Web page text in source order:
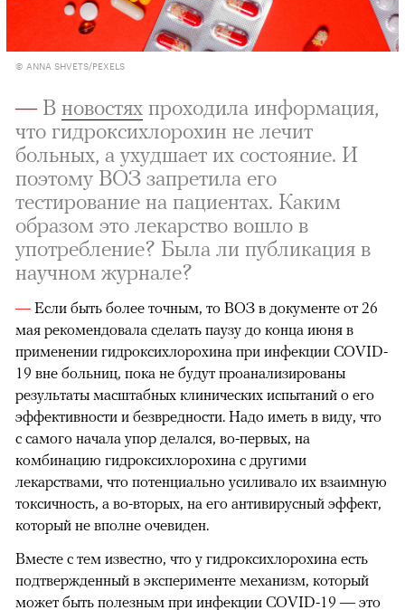
© ANNA SHVETS/PEXELS
— В новостях проходила информация,
что гидроксихлорохин не лечит
больных, а ухудшает их состояние. И
поэтому ВОЗ запретила его
тестирование на пациентах. Каким
образом это лекарство вошло в
употребление? Была ли публикация в
научном журнале?
— Если быть более точным, то ВОЗ в документе от 26
мая рекомендовала сделать паузу до конца июня в
применении гидроксихлорохина при инфекции COVID-
19 вне больниц, пока не будут проанализированы
результаты масштабных клинических испытаний о его
эффективности и безвредности. Надо иметь в виду, что
с самого начала упор делался, во-первых, на
комбинацию гидроксихлорохина с другими
лекарствами, что потенциально усиливало их взаимную
токсичность, а во-вторых, на его антивирусный эффект,
который не вполне очевиден.
Вместе с тем известно, что у гидроксихлорохина есть
подтвержденный в эксперименте механизм, который
может быть полезным при инфекции COVID-19 — это